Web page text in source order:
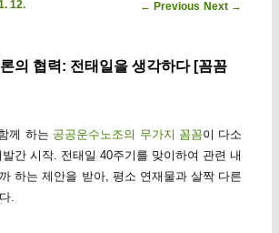
Post navigation
← Previous Next →
의 협력: 전태일을 생각하다 [꼼꼼
12.
께 하는 공공운수노조의 무가지 꼼꼼이 다소
간 시작. 전태일 40주기를 맞이하여 관련 내
하는 제안을 받아, 평소 연재물과 살짝 다른
.